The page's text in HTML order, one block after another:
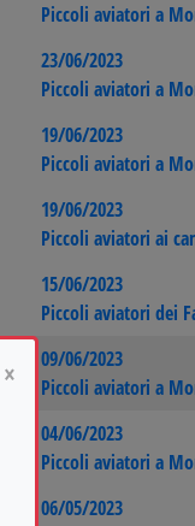
Piccoli aviatori a
23/06/2023
Piccoli aviatori a
19/06/2023
Piccoli aviatori a
19/06/2023
Piccoli aviatori ai
15/06/2023
Piccoli aviatori dei
09/06/2023
Piccoli aviatori a
04/06/2023
Piccoli aviatori a
06/05/2023
×